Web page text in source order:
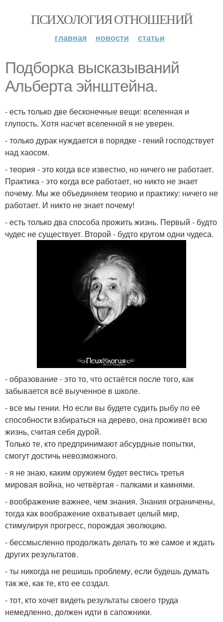
ПСИХОЛОГИЯ ОТНОШЕНИЙ
главная новости статьи
Подборка высказываний
Альберта эйнштейна.
- есть только две бесконечные вещи: вселенная и
глупость. Хотя насчет вселенной я не уверен.
- только дурак нуждается в порядке - гений господствует
над хаосом.
- теория - это когда все известно, но ничего не работает.
Практика - это когда все работает, но никто не знает
почему. Мы же объединяем теорию и практику: ничего не
работает. И никто не знает почему!
- есть только два способа прожить жизнь. Первый - будто
чудес не существует. Второй - будто кругом одни чудеса.
- образование - это то, что остаётся после того, как
забывается всё выученное в школе.
- все мы гении. Но если вы будете судить рыбу по её
способности взбираться на дерево, она проживёт всю
жизнь, считая себя дурой.
Только те, кто предпринимают абсурдные попытки,
смогут достичь невозможного.
- я не знаю, каким оружием будет вестись третья
мировая война, но четвёртая - палками и камнями.
- воображение важнее, чем знания. Знания ограничены,
тогда как воображение охватывает целый мир,
стимулируя прогресс, порождая эволюцию.
- бессмысленно продолжать делать то же самое и ждать
других результатов.
- ты никогда не решишь проблему, если будешь думать
так же, как те, кто ее создал.
- тот, кто хочет видеть результаты своего труда
немедленно, должен идти в сапожники.